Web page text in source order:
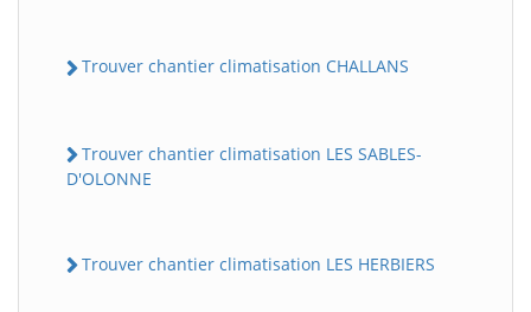
Trouver chantier climatisation CHALLANS
Trouver chantier climatisation LES SABLES-
D'OLONNE
Trouver chantier climatisation LES HERBIERS